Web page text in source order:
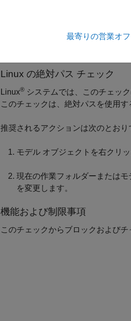
Linux の絶対パス チェック
Linux® システムでは、このチェッ
このチェックは、絶対パスを使用
推奨されるアクションは次のとおり
モデル オブジェクトを右クリッ
現在の作業フォルダーまたは
を変更します。
機能および制限事項
このチェックからブロックおよびチ
最寄りの営業オ